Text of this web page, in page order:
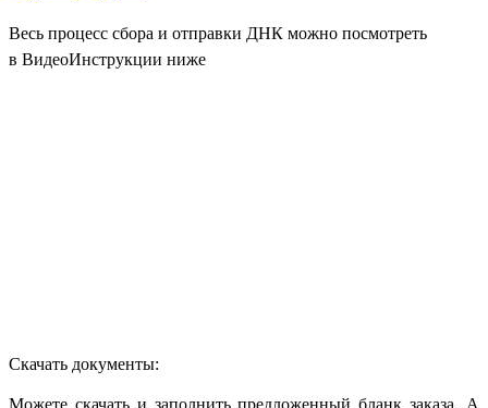
Весь процесс сбора и отправки ДНК можно посмотреть
в ВидеоИнструкции ниже
Скачать документы:
Можете скачать и заполнить предложенный бланк заказа. А